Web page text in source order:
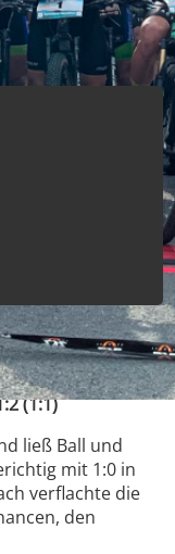
(1:1)
ließ Ball und
mit 1:0 in
verflachte die
den